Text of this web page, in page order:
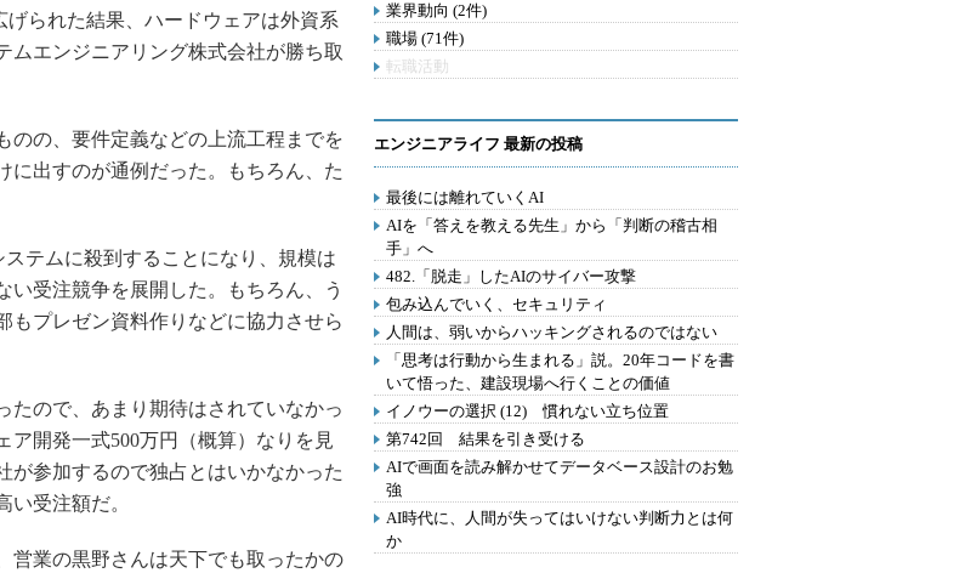
られた結果、ハードウェアは外資系
ムエンジニアリング株式会社が勝ち取
の、要件定義などの上流工程までを
に出すのが通例だった。もちろん、た
テムに殺到することになり、規模は
受注競争を展開した。もちろん、う
もプレゼン資料作りなどに協力させら
ので、あまり期待はされていなかっ
ア開発一式500万円（概算）なりを見
が参加するので独占とはいかなかった
受注額だ。
業の黒野さんは天下でも取ったかの
業界動向 (2件)
職場 (71件)
転職活動
エンジニアライフ 最新の投稿
最後には離れていくAI
AIを「答えを教える先生」から「判断の稽古相
手」へ
482.「脱走」したAIのサイバー攻撃
包み込んでいく、セキュリティ
人間は、弱いからハッキングされるのではない
「思考は行動から生まれる」説。20年コードを書
いて悟った、建設現場へ行くことの価値
イノウーの選択 (12) 慣れない立ち位置
第742回 結果を引き受ける
AIで画面を読み解かせてデータベース設計のお勉
強
AI時代に、人間が失ってはいけない判断力とは何
か